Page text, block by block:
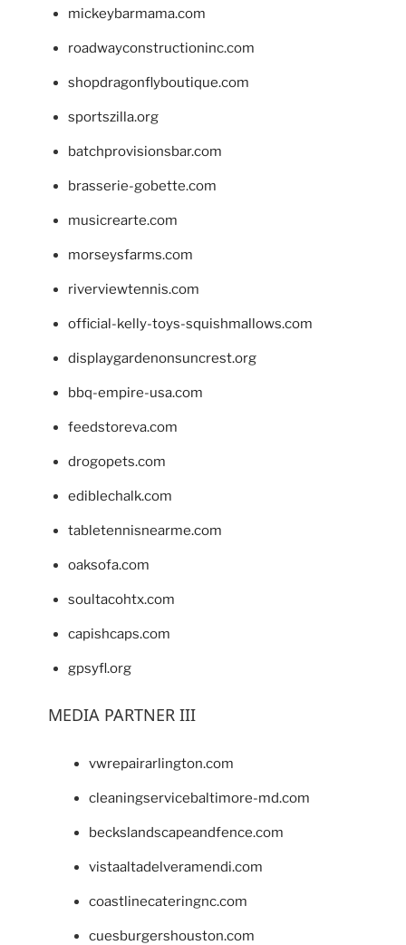
mickeybarmama.com
roadwayconstructioninc.com
shopdragonflyboutique.com
sportszilla.org
batchprovisionsbar.com
brasserie-gobette.com
musicrearte.com
morseysfarms.com
riverviewtennis.com
official-kelly-toys-squishmallows.com
displaygardenonsuncrest.org
bbq-empire-usa.com
feedstoreva.com
drogopets.com
ediblechalk.com
tabletennisnearme.com
oaksofa.com
soultacohtx.com
capishcaps.com
gpsyfl.org
MEDIA PARTNER III
vwrepairarlington.com
cleaningservicebaltimore-md.com
beckslandscapeandfence.com
vistaaltadelveramendi.com
coastlinecateringnc.com
cuesburgershouston.com